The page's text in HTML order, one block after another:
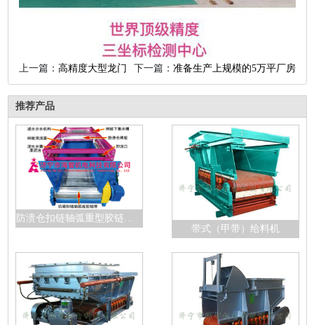
上一篇： 高精度大型龙门 下一篇： 准备生产上规模的5万平厂房
推荐产品
带式（甲带）给料机